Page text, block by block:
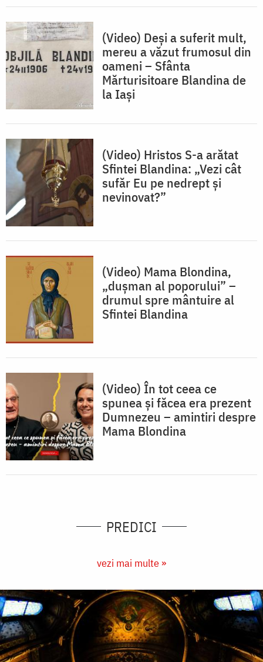
(Video) Deși a suferit mult,
mereu a văzut frumosul din
oameni – Sfânta
Mărturisitoare Blandina de
la Iași
(Video) Hristos S-a arătat
Sfintei Blandina: „Vezi cât
sufăr Eu pe nedrept și
nevinovat?”
(Video) Mama Blondina,
„dușman al poporului” –
drumul spre mântuire al
Sfintei Blandina
(Video) În tot ceea ce
spunea și făcea era prezent
Dumnezeu – amintiri despre
Mama Blondina
PREDICI
vezi mai multe »